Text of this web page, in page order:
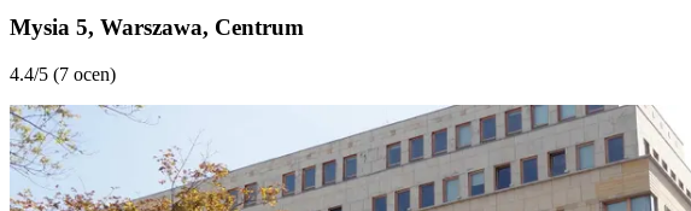
Mysia 5, Warszawa, Centrum
4.4/5 (7 ocen)